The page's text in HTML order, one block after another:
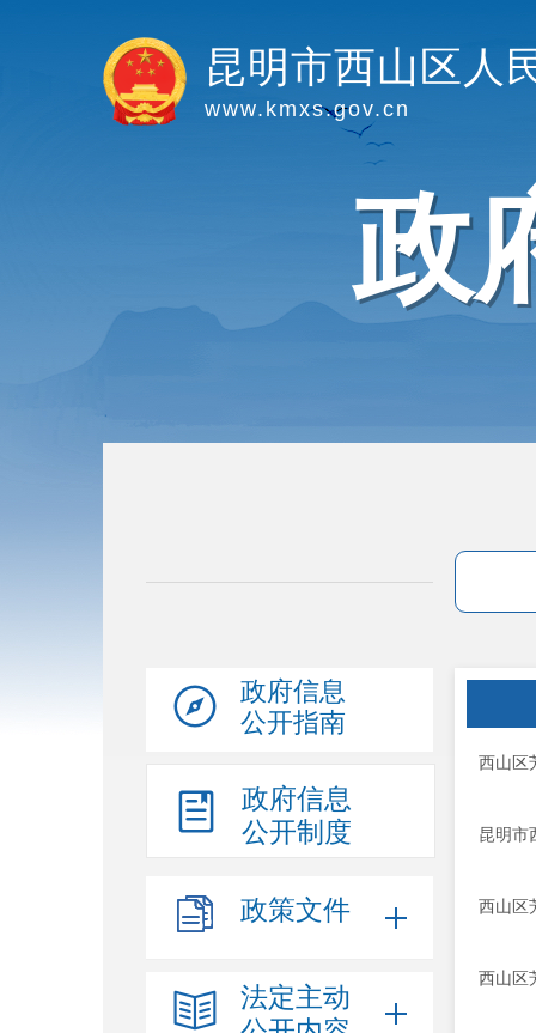
昆明市西山区人
www.kmxs.gov.cn
政
政府信息
公开指南
政府信息
公开制度
政策文件
法定主动
西山区
昆明市
西山区
西山区